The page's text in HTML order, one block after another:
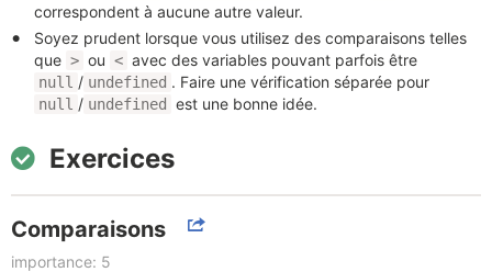
correspondent à aucune autre valeur.
Soyez prudent lorsque vous utilisez des comparaisons telles
que > ou < avec des variables pouvant parfois être
null / undefined . Faire une vérification séparée pour
null / undefined est une bonne idée.
Exercices
Comparaisons
importance: 5